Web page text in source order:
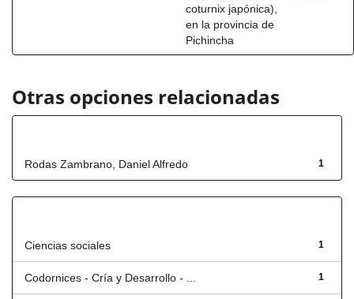
coturnix japónica),
en la provincia de
Pichincha
Otras opciones relacionadas
1
Rodas Zambrano, Daniel Alfredo
1
Ciencias sociales
1
Codornices - Cría y Desarrollo - ...